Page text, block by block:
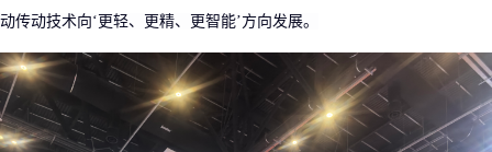
动传动技术向‘更轻、更精、更智能’方向发展。